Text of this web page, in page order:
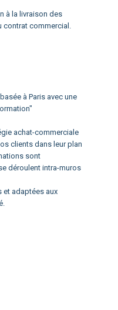
à la livraison des
contrat commercial.
à Paris avec une
achat-commerciale
clients dans leur plan
sont
déroulent intra-muros
et adaptées aux